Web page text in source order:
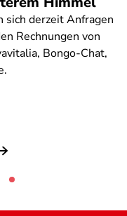
sich derzeit Anfragen
Rechnungen von
Bongo-Chat,